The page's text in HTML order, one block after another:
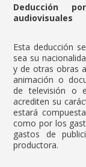
Deducción
audiovisuales
Esta deducción
sea su
y de otras obras
animación o
de televisión o
acrediten su
estará
como por los
gastos de
productora.